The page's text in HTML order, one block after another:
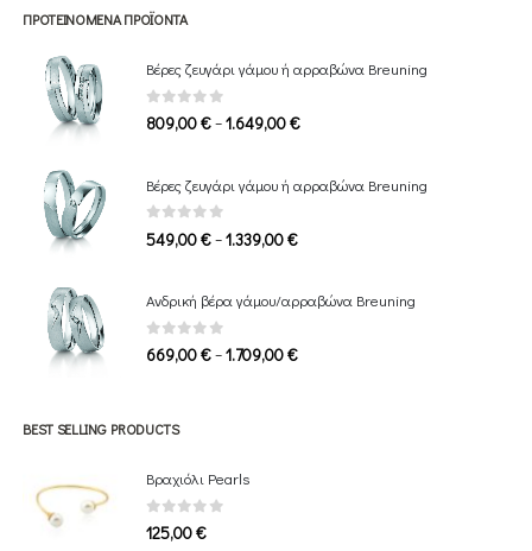
ΠΡΟΤΕΙΝΌΜΕΝΑ ΠΡΟΪΌΝΤΑ
Βέρες ζευγάρι γάμου ή αρραβώνα Breuning
0out of 5
809,00€–1.649,00€Price
through
Βέρες ζευγάρι γάμου ή αρραβώνα Breuning
0 out of 5
549,00€–1.339,00€Price
through
Ανδρική βέρα γάμου/αρραβώνα Breuning
0 out of 5
669,00€–1.709,00€Price
BEST SELLING PRODUCTS
Βραχιόλι Pearls
0out of 5
125,00€